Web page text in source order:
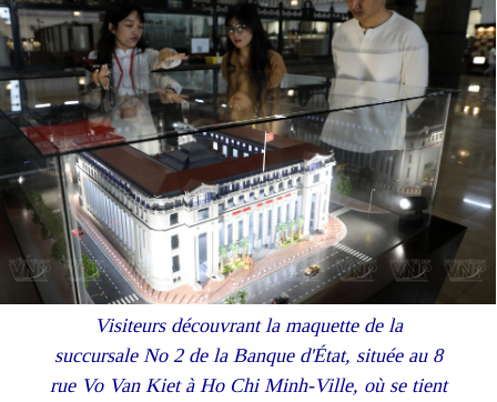
Visiteurs découvrant la maquette de la
succursale No 2 de la Banque d'État, située au 8
rue Vo Van Kiet à Ho Chi Minh-Ville, où se tient